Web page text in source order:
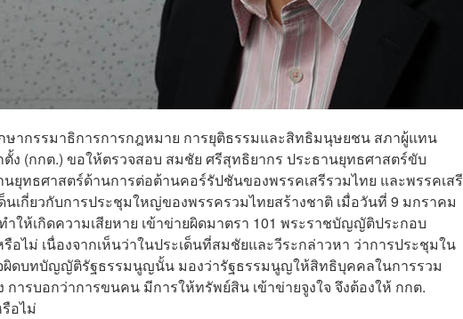
ากรรมาธิการการกฎหมาย การยุติธรรมและสิทธิมนุษยชน สภาผู้แทน
ง (กกต.) ขอให้ตรวจสอบ สมชัย ศรีสุทธิยากร ประธานยุทธศาสตร์ขับ
ยุทธศาสตร์ด้านการต่อต้านคอร์รัปชันของพรรคเสรีรวมไทย และพรรคเสรี
นเกี่ยวกับการประชุมใหญ่ของพรรครวมไทยสร้างชาติ เมื่อวันที่ 9 มกราคม
ำให้เกิดความเสียหาย เข้าข่ายผิดมาตรา 101 พระราชบัญญัติประกอบ
อไม่ เนื่องจากเห็นว่าในประเด็นที่สมชัยและวีระกล่าวหา ว่าการประชุมใน
ดบทบัญญัติรัฐธรรมนูญนั้น มองว่ารัฐธรรมนูญให้สิทธิบุคคลในการรวม
การบอกว่าการขนคน มีการให้ทรัพย์สิน เข้าข่ายจูงใจ จึงต้องให้ กกต.
อไม่